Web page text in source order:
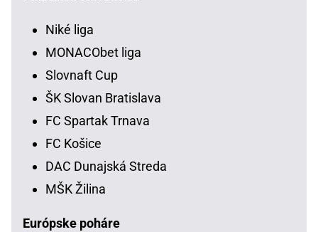
Niké liga
MONACObet liga
Slovnaft Cup
ŠK Slovan Bratislava
FC Spartak Trnava
FC Košice
DAC Dunajská Streda
MŠK Žilina
Európske poháre